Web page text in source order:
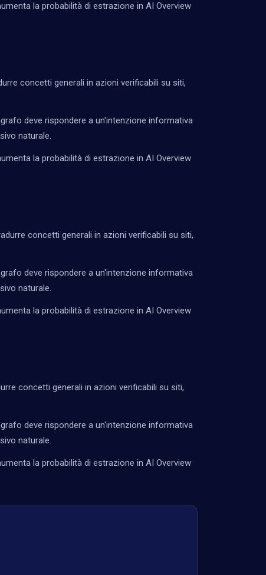
la probabilità di estrazione in AI Overview
concetti generali in azioni verificabili su siti,
deve rispondere a un'intenzione informativa
naturale.
la probabilità di estrazione in AI Overview
concetti generali in azioni verificabili su siti,
deve rispondere a un'intenzione informativa
naturale.
la probabilità di estrazione in AI Overview
concetti generali in azioni verificabili su siti,
deve rispondere a un'intenzione informativa
naturale.
la probabilità di estrazione in AI Overview